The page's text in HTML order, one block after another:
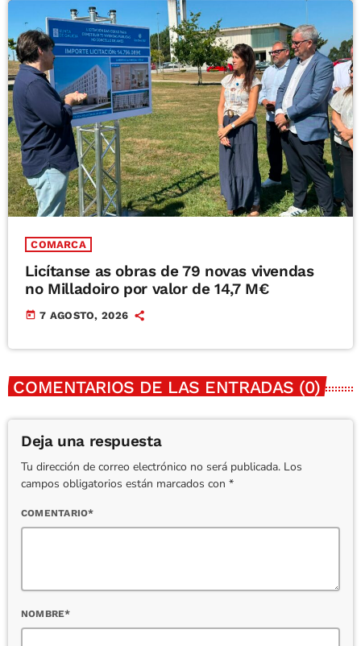
COMARCA
Licítanse as obras de 79 novas vivendas
no Milladoiro por valor de 14,7 M€
today 7 AGOSTO, 2026
COMENTARIOS DE LAS ENTRADAS (0)
Deja una respuesta
Tu dirección de correo electrónico no será publicada. Los
campos obligatorios están marcados con *
COMENTARIO*
NOMBRE*